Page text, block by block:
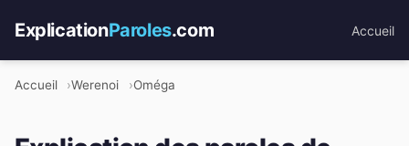
ExplicationParoles.com Accueil
Accueil Werenoi Oméga